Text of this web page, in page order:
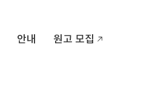
안내 원고 모집